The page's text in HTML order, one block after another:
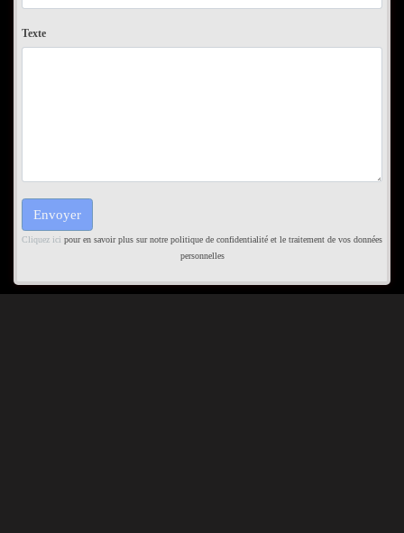
Texte
Cliquez ici pour en savoir plus sur notre politique de confidentialité et le traitement de vos données
personnelles